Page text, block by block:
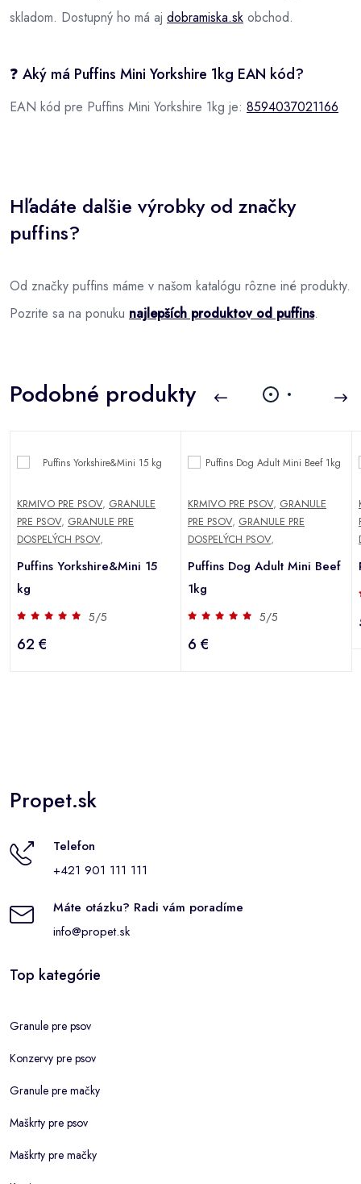
skladom. Dostupný ho má aj dobramiska.sk obchod.
❓ Aký má Puffins Mini Yorkshire 1kg EAN kód?
EAN kód pre Puffins Mini Yorkshire 1kg je: 8594037021166
Hľadáte dalšie výrobky od značky
puffins?
Od značky puffins máme v našom katalógu rôzne iné produkty.
Pozrite sa na ponuku najlepších produktov od puffins.
Podobné produkty
KRMIVO PRE PSOV, GRANULE
PRE PSOV, GRANULE PRE
DOSPELÝCH PSOV,
Puffins Yorkshire&Mini 15
kg
5/5
62 €
KRMIVO PRE PSOV, GRANULE
PRE PSOV, GRANULE PRE
DOSPELÝCH PSOV,
Puffins Dog Adult Mini Beef
1kg
5/5
6 €
Propet.sk
Telefon
+421 901 111 111
Máte otázku? Radi vám poradíme
info@propet.sk
Top kategórie
Granule pre psov
Konzervy pre psov
Granule pre mačky
Maškrty pre psov
Maškrty pre mačky